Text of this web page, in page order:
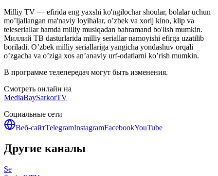
Milliy TV — efirida eng yaxshi ko'ngilochar shoular, bolalar uchun
mo’ljallangan ma'naviy loyihalar, o’zbek va xorij kino, klip va
teleseriallar hamda milliy musiqadan bahramand bo'lish mumkin.
Миллий ТВ dasturlarida milliy seriallar namoyishi efirga uzatilib
boriladi. O’zbek milliy seriallariga yangicha yondashuv orqali
o’zgacha va o’ziga xos an’anaviy urf-odatlarni ko’rish mumkin.
В программе телепередач могут быть изменения.
Смотреть онлайн на
MediaBaySarkorTV
Социальные сети
Веб-сайтTelegramInstagramFacebookYouTube
Другие каналы
Se